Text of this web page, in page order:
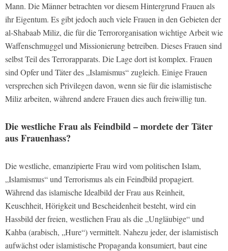
Mann. Die Männer betrachten vor diesem Hintergrund Frauen als
ihr Eigentum. Es gibt jedoch auch viele Frauen in den Gebieten der
al-Shabaab Miliz, die für die Terrororganisation wichtige Arbeit wie
Waffenschmuggel und Missionierung betreiben. Dieses Frauen sind
selbst Teil des Terrorapparats. Die Lage dort ist komplex. Frauen
sind Opfer und Täter des „Islamismus“ zugleich. Einige Frauen
versprechen sich Privilegen davon, wenn sie für die islamistische
Miliz arbeiten, während andere Frauen dies auch freiwillig tun.
Die westliche Frau als Feindbild – mordete der Täter
aus Frauenhass?
Die westliche, emanzipierte Frau wird vom politischen Islam,
„Islamismus“ und Terrorismus als ein Feindbild propagiert.
Während das islamische Idealbild der Frau aus Reinheit,
Keuschheit, Hörigkeit und Bescheidenheit besteht, wird ein
Hassbild der freien, westlichen Frau als die „Ungläubige“ und
Kahba (arabisch, „Hure“) vermittelt. Nahezu jeder, der islamistisch
aufwächst oder islamistische Propaganda konsumiert, baut eine